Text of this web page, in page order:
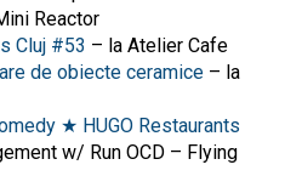
Reactor
Cluj #53 – la Atelier Cafe
de obiecte ceramice – la
★ HUGO Restaurants
w/ Run OCD – Flying